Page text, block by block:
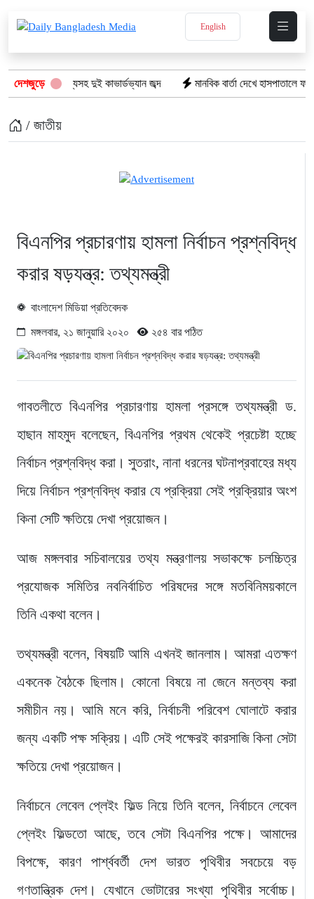
English
দেশজুড়ে
ভারতীয় পণ্যসহ দুই কাভার্ডভ্যান জব্দ মানবিক বার্তা দেখে হাসপাতালে ফখরুল
/ জাতীয়
বিএনপির প্রচারণায় হামলা নির্বাচন প্রশ্নবিদ্ধ
করার ষড়যন্ত্র: তথ্যমন্ত্রী
বাংলাদেশ মিডিয়া প্রতিবেদক
মঙ্গলবার, ২১ জানুয়ারি ২০২০ ২৫৪ বার পঠিত
গাবতলীতে বিএনপির প্রচারণায় হামলা প্রসঙ্গে তথ্যমন্ত্রী ড.
হাছান মাহমুদ বলেছেন, বিএনপির প্রথম থেকেই প্রচেষ্টা হচ্ছে
নির্বাচন প্রশ্নবিদ্ধ করা। সুতরাং, নানা ধরনের ঘটনাপ্রবাহের মধ্য
দিয়ে নির্বাচন প্রশ্নবিদ্ধ করার যে প্রক্রিয়া সেই প্রক্রিয়ার অংশ
কিনা সেটি ক্ষতিয়ে দেখা প্রয়োজন।
আজ মঙ্গলবার সচিবালয়ের তথ্য মন্ত্রণালয় সভাকক্ষে চলচ্চিত্র
প্রযোজক সমিতির নবনির্বাচিত পরিষদের সঙ্গে মতবিনিময়কালে
তিনি একথা বলেন।
তথ্যমন্ত্রী বলেন, বিষয়টি আমি এখনই জানলাম। আমরা এতক্ষণ
একনেক বৈঠকে ছিলাম। কোনো বিষয়ে না জেনে মন্তব্য করা
সমীচীন নয়। আমি মনে করি, নির্বাচনী পরিবেশ ঘোলাটে করার
জন্য একটি পক্ষ সক্রিয়। এটি সেই পক্ষেরই কারসাজি কিনা সেটা
ক্ষতিয়ে দেখা প্রয়োজন।
নির্বাচনে লেবেল প্লেইং ফিল্ড নিয়ে তিনি বলেন, নির্বাচনে লেবেল
প্লেইং ফিল্ডতো আছে, তবে সেটা বিএনপির পক্ষে। আমাদের
বিপক্ষে, কারণ পার্শ্ববর্তী দেশ ভারত পৃথিবীর সবচেয়ে বড়
গণতান্ত্রিক দেশ। যেখানে ভোটারের সংখ্যা পৃথিবীর সর্বোচ্চ।